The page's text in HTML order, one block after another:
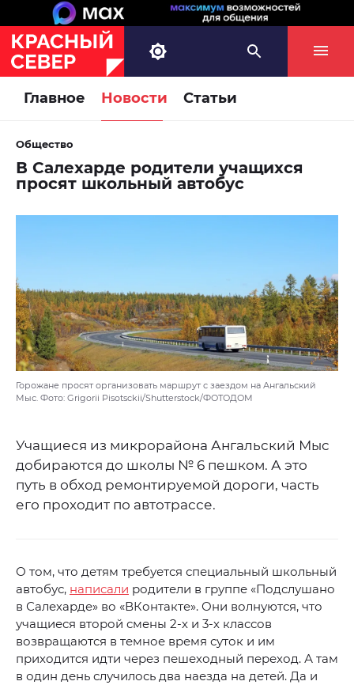
Главное Новости Статьи
Общество
В Салехарде родители учащихся
просят школьный автобус
Горожане просят организовать маршрут с заездом на Ангальский
Мыс. Фото: Grigorii Pisotsckii/Shutterstock/ФОТОДОМ
Учащиеся из микрорайона Ангальский Мыс
добираются до школы № 6 пешком. А это
путь в обход ремонтируемой дороги, часть
его проходит по автотрассе.
О том, что детям требуется специальный школьный
автобус, написали родители в группе «Подслушано
в Салехарде» во «ВКонтакте». Они волнуются, что
учащиеся второй смены 2-х и 3-х классов
возвращаются в темное время суток и им
приходится идти через пешеходный переход. А там
в один день случилось два наезда на детей. Да и